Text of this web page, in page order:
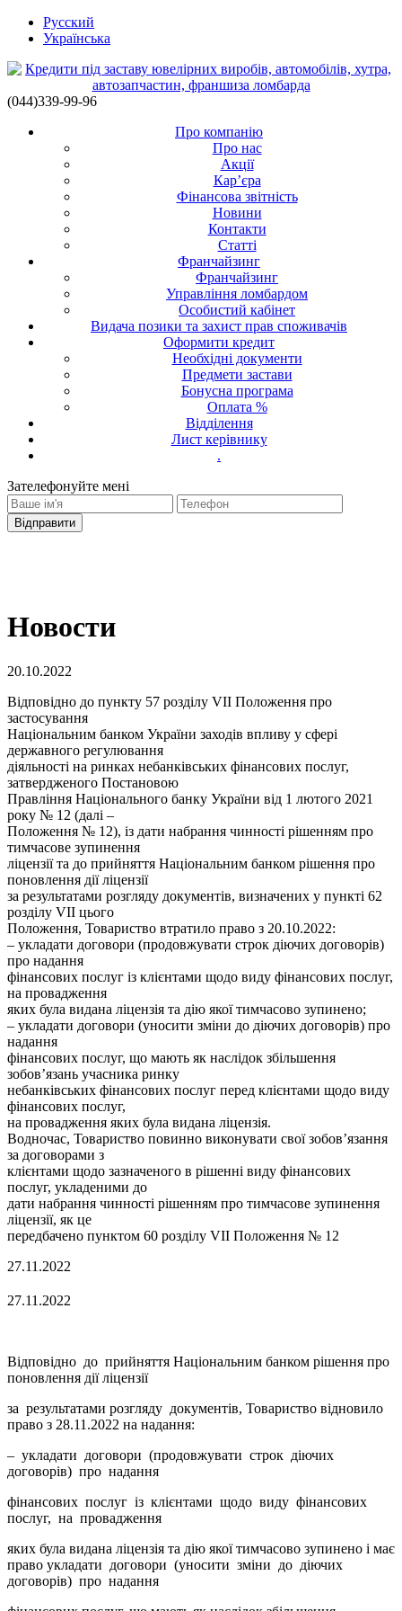
Русский
Українська
(044)339-99-96
Про компанію
Про нас
Акції
Кар’єра
Фінансова звітність
Новини
Контакти
Статті
Франчайзинг
Франчайзинг
Управління ломбардом
Особистий кабінет
Видача позики та захист прав споживачів
Оформити кредит
Необхідні документи
Предмети застави
Бонусна програма
Оплата %
Відділення
Лист керівнику
.
Зателефонуйте мені
Новости
20.10.2022
Відповідно до пункту 57 розділу VII Положення про
застосування
Національним банком України заходів впливу у сфері
державного регулювання
діяльності на ринках небанківських фінансових послуг,
затвердженого Постановою
Правління Національного банку України від 1 лютого 2021
року № 12 (далі –
Положення № 12), із дати набрання чинності рішенням про
тимчасове зупинення
ліцензії та до прийняття Національним банком рішення про
поновлення дії ліцензії
за результатами розгляду документів, визначених у пункті 62
розділу VII цього
Положення, Товариство втратило право з 20.10.2022:
– укладати договори (продовжувати строк діючих договорів)
про надання
фінансових послуг із клієнтами щодо виду фінансових послуг,
на провадження
яких була видана ліцензія та дію якої тимчасово зупинено;
– укладати договори (уносити зміни до діючих договорів) про
надання
фінансових послуг, що мають як наслідок збільшення
зобов’язань учасника ринку
небанківських фінансових послуг перед клієнтами щодо виду
фінансових послуг,
на провадження яких була видана ліцензія.
Водночас, Товариство повинно виконувати свої зобов’язання
за договорами з
клієнтами щодо зазначеного в рішенні виду фінансових
послуг, укладеними до
дати набрання чинності рішенням про тимчасове зупинення
ліцензії, як це
передбачено пунктом 60 розділу VII Положення № 12
27.11.2022
27.11.2022
Відповідно до прийняття Національним банком рішення про
поновлення дії ліцензії
за результатами розгляду документів, Товариство відновило
право з 28.11.2022 на надання:
– укладати договори (продовжувати строк діючих
договорів) про надання
фінансових послуг із клієнтами щодо виду фінансових
послуг, на провадження
яких була видана ліцензія та дію якої тимчасово зупинено і має
право укладати договори (уносити зміни до діючих
договорів) про надання